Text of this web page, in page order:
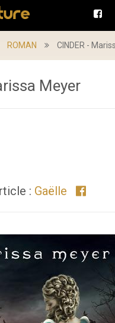
ROMAN CINDER -
Meyer
: Gaëlle